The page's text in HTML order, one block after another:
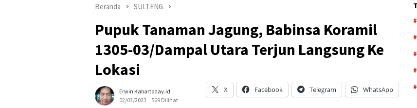
Beranda SULTENG
Pupuk Tanaman Jagung, Babinsa Koramil
1305-03/Dampal Utara Terjun Langsung Ke
Lokasi
Erwin Kabartoday.id
02/03/2023
569 Dilihat
X Facebook Telegram WhatsApp